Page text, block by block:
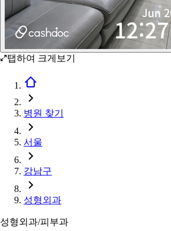
탭하여 크게보기
병원 찾기
서울
강남구
성형외과
성형외과/피부과